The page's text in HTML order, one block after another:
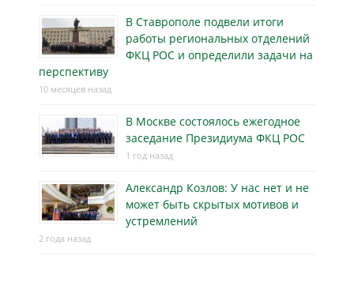
В Ставрополе подвели итоги
работы региональных отделений
ФКЦ РОС и определили задачи на
перспективу
10 месяцев назад
В Москве состоялось ежегодное
заседание Президиума ФКЦ РОС
1 год назад
Александр Козлов: У нас нет и не
может быть скрытых мотивов и
устремлений
2 года назад